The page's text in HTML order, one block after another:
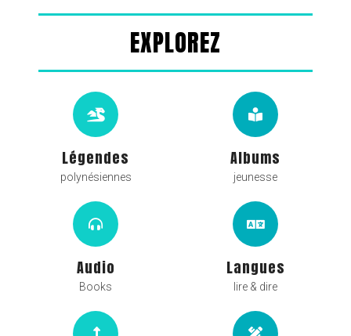
EXPLOREZ
Légendes
polynésiennes
Albums
jeunesse
Audio
Books
Langues
lire & dire